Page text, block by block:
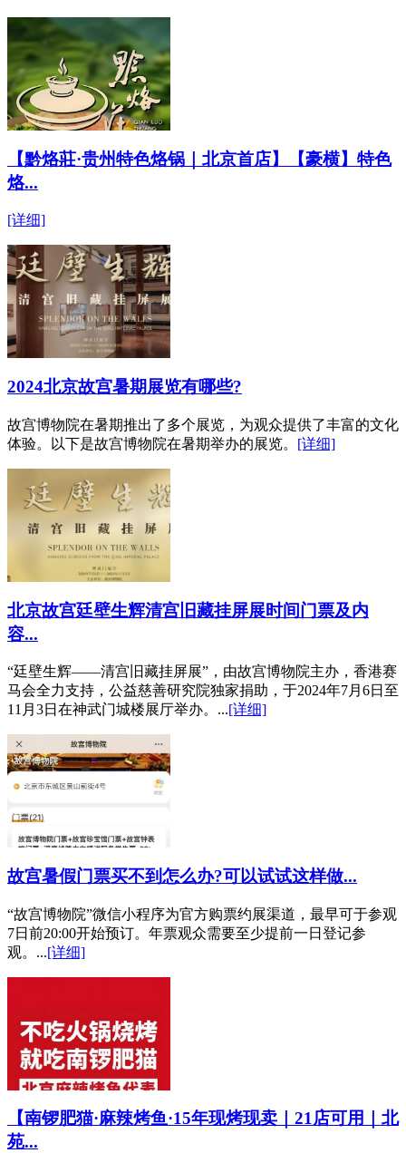
【黔烙莊·贵州特色烙锅｜北京首店】【豪横】特色
烙...
[详细]
2024北京故宫暑期展览有哪些?
故宫博物院在暑期推出了多个展览，‌为观众提供了丰富的文化
体验。‌以下是故宫博物院在暑期举办的展览。 [详细]
北京故宫廷壁生辉清宫旧藏挂屏展时间门票及内
容...
“廷壁生辉——清宫旧藏挂屏展”，由故宫博物院主办，香港赛
马会全力支持，公益慈善研究院独家捐助，于2024年7月6日至
11月3日在神武门城楼展厅举办。...[详细]
故宫暑假门票买不到怎么办?可以试试这样做...
“故宫博物院”微信小程序为官方购票约展渠道，最早可于参观
7日前20:00开始预订。年票观众需要至少提前一日登记参
观。...[详细]
【南锣肥猫·麻辣烤鱼·15年现烤现卖｜21店可用｜北
苑...